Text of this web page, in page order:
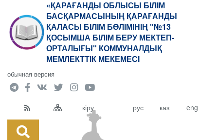
«ҚАРАҒАНДЫ ОБЛЫСЫ БІЛІМ
БАСҚАРМАСЫНЫҢ ҚАРАҒАНДЫ
ҚАЛАСЫ БІЛІМ БӨЛІМІНІҢ "№13
ҚОСЫМША БІЛІМ БЕРУ МЕКТЕП-
ОРТАЛЫҒЫ" КОММУНАЛДЫҚ
МЕМЛЕКТТІК МЕКЕМЕСІ
обычная версия
кіру рус каз eng